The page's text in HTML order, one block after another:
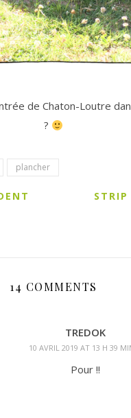
de Chaton-Loutre
?
plancher
14 COMMENTS
TREDOK
10 AVRIL 2019 AT 13 H 39
Pour !!